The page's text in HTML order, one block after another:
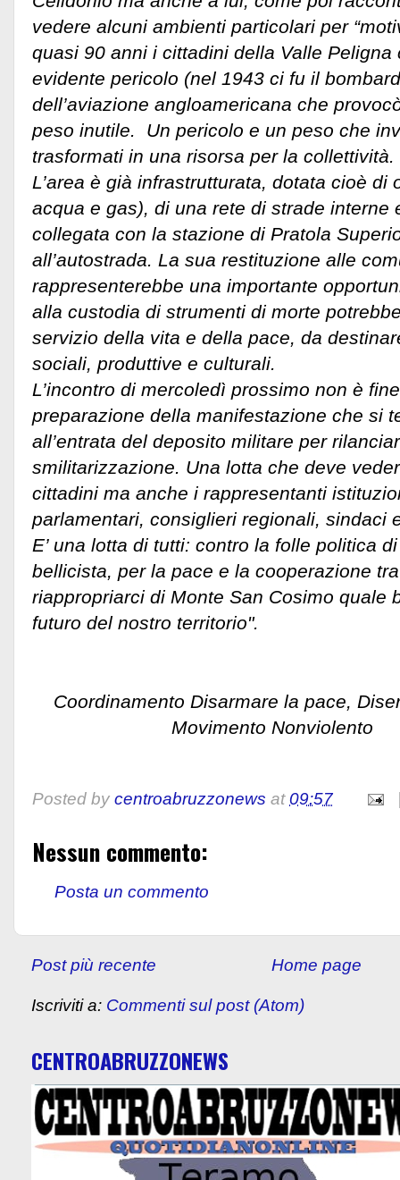
vedere alcuni ambienti particolari per
quasi 90 anni i cittadini della Valle Peligna
evidente pericolo (nel 1943 ci fu il
dell’aviazione angloamericana che
peso inutile. Un pericolo e un peso che
trasformati in una risorsa per la collettività.
L’area è già infrastrutturata, dotata cioè di
acqua e gas), di una rete di strade interne
collegata con la stazione di Pratola
all’autostrada. La sua restituzione alle
rappresenterebbe una importante
alla custodia di strumenti di morte
servizio della vita e della pace, da
sociali, produttive e culturali.
L’incontro di mercoledì prossimo non è
preparazione della manifestazione che si
all’entrata del deposito militare per
smilitarizzazione. Una lotta che deve
cittadini ma anche i rappresentanti
parlamentari, consiglieri regionali, sindaci
E’ una lotta di tutti: contro la folle politica
bellicista, per la pace e la cooperazione
riappropriarci di Monte San Cosimo quale
futuro del nostro
Coordinamento Disarmare la pace,
Movimento
Posted by centroabruzzonews at09:57
Nessun commento:
Posta un commento
Post più recente Home page
Iscriviti a: Commenti sul post (Atom)
CENTROABRUZZONEWS